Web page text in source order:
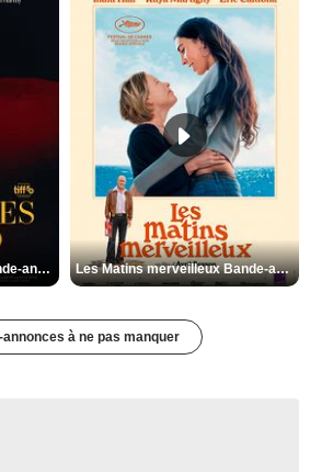
Les Silences de Riyad Bande-annonce VO STFR Les Matins merveilleux Bande-annonce VF
à ne pas manquer